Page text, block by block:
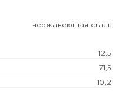
нержавеющая сталь
12,5
71,5
10,2